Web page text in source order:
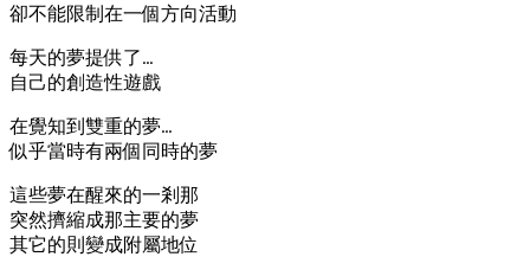
卻不能限制在一個方向活動
每天的夢提供了…
自己的創造性遊戲
在覺知到雙重的夢…
似乎當時有兩個同時的夢
這些夢在醒來的一剎那
突然擠縮成那主要的夢
其它的則變成附屬地位